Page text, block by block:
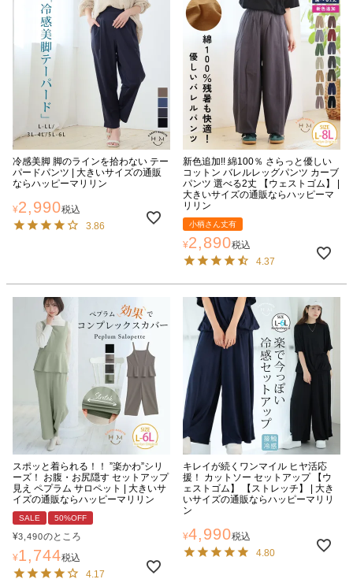
冷感美脚 脚のラインを拾わない テー
パードパンツ | 大きいサイズの通販
ならハッピーマリリン
¥2,990税込
3.86
新色追加!! 綿100％ さらっと優しい
コットン バレルレッグパンツ カーブ
パンツ 選べる2丈 【ウェストゴム】 |
大きいサイズの通販ならハッピーマ
リリン
小柄さん丈有
¥2,890税込
4.37
スポッと着られる！！ ”楽かわ”シリ
ーズ！ お腹・お尻隠す セットアップ
見え ペプラム サロペット | 大きいサ
イズの通販ならハッピーマリリン
SALE 50%OFF
¥3,490のところ
¥1,744税込
4.17
キレイが続くワンマイル ヒヤ活応
援！ カットソー セットアップ 【ウ
ェストゴム】 【ストレッチ】 | 大き
いサイズの通販ならハッピーマリリ
ン
¥4,990税込
4.80